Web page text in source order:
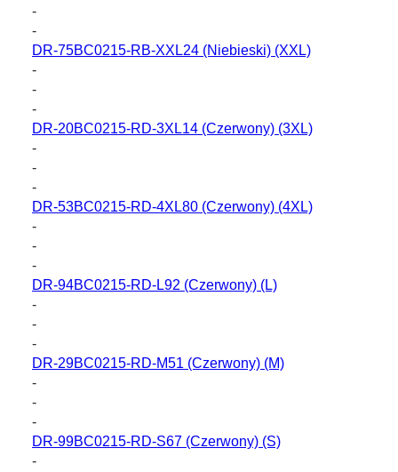
-
-
DR-75BC0215-RB-XXL24 (Niebieski) (XXL)
-
-
-
DR-20BC0215-RD-3XL14 (Czerwony) (3XL)
-
-
-
DR-53BC0215-RD-4XL80 (Czerwony) (4XL)
-
-
-
DR-94BC0215-RD-L92 (Czerwony) (L)
-
-
-
DR-29BC0215-RD-M51 (Czerwony) (M)
-
-
-
DR-99BC0215-RD-S67 (Czerwony) (S)
-